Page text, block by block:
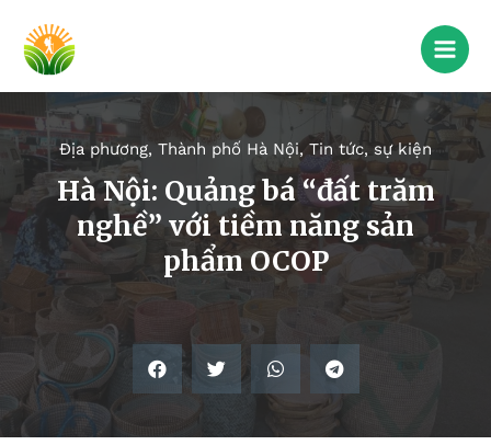
Địa phương, Thành phố Hà Nội, Tin tức, sự kiện
Hà Nội: Quảng bá “đất trăm
nghề” với tiềm năng sản
phẩm OCOP